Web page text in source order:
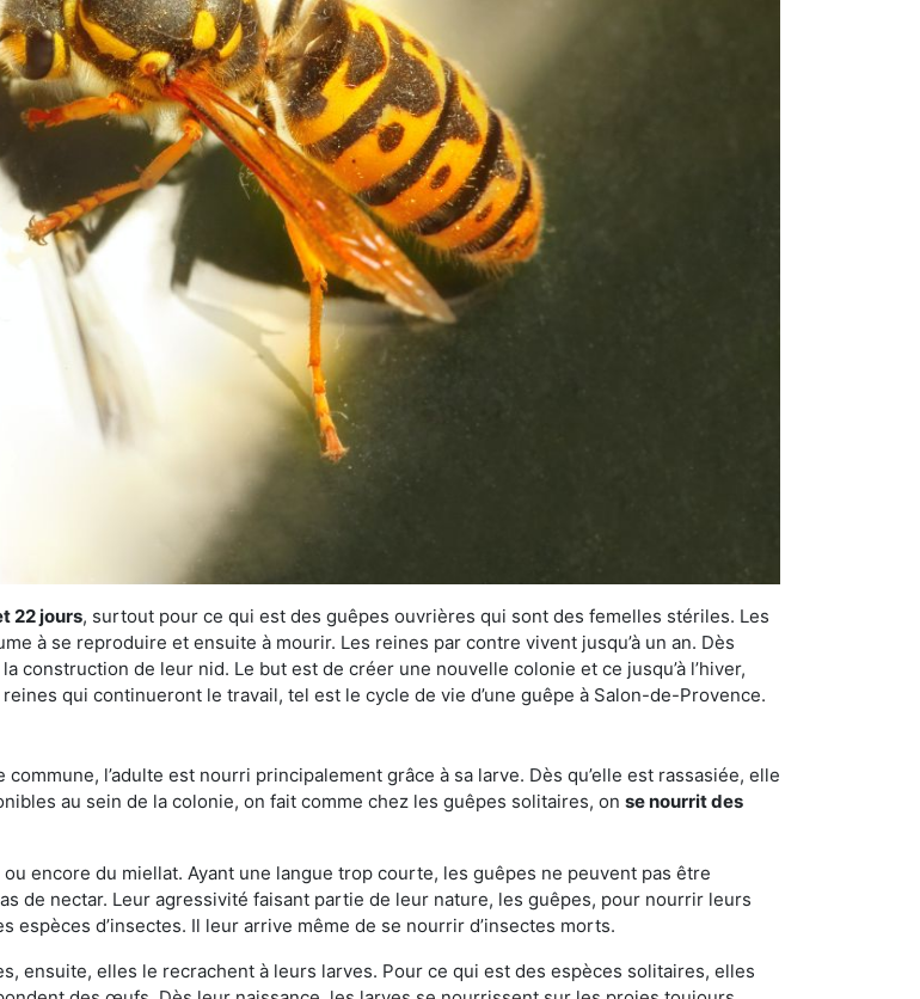
22 jours, surtout pour ce qui est des guêpes ouvrières qui sont des femelles stériles. Les
à se reproduire et ensuite à mourir. Les reines par contre vivent jusqu’à un an. Dès
construction de leur nid. Le but est de créer une nouvelle colonie et ce jusqu’à l’hiver,
qui continueront le travail, tel est le cycle de vie d’une guêpe à Salon-de-Provence.
l’adulte est nourri principalement grâce à sa larve. Dès qu’elle est rassasiée, elle
au sein de la colonie, on fait comme chez les guêpes solitaires, on se nourrit des
encore du miellat. Ayant une langue trop courte, les guêpes ne peuvent pas être
de nectar. Leur agressivité faisant partie de leur nature, les guêpes, pour nourrir leurs
espèces d’insectes. Il leur arrive même de se nourrir d’insectes morts.
ensuite, elles le recrachent à leurs larves. Pour ce qui est des espèces solitaires, elles